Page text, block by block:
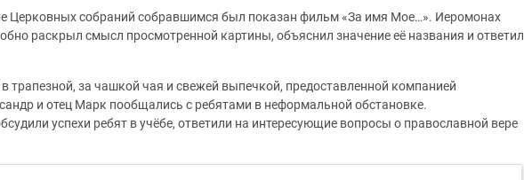
Церковных собраний собравшимся был показан фильм «За имя Мое…». Иеромонах
раскрыл смысл просмотренной картины, объяснил значение её названия и ответил
трапезной, за чашкой чая и свежей выпечкой, предоставленной компанией
и отец Марк пообщались с ребятами в неформальной обстановке.
успехи ребят в учёбе, ответили на интересующие вопросы о православной вере